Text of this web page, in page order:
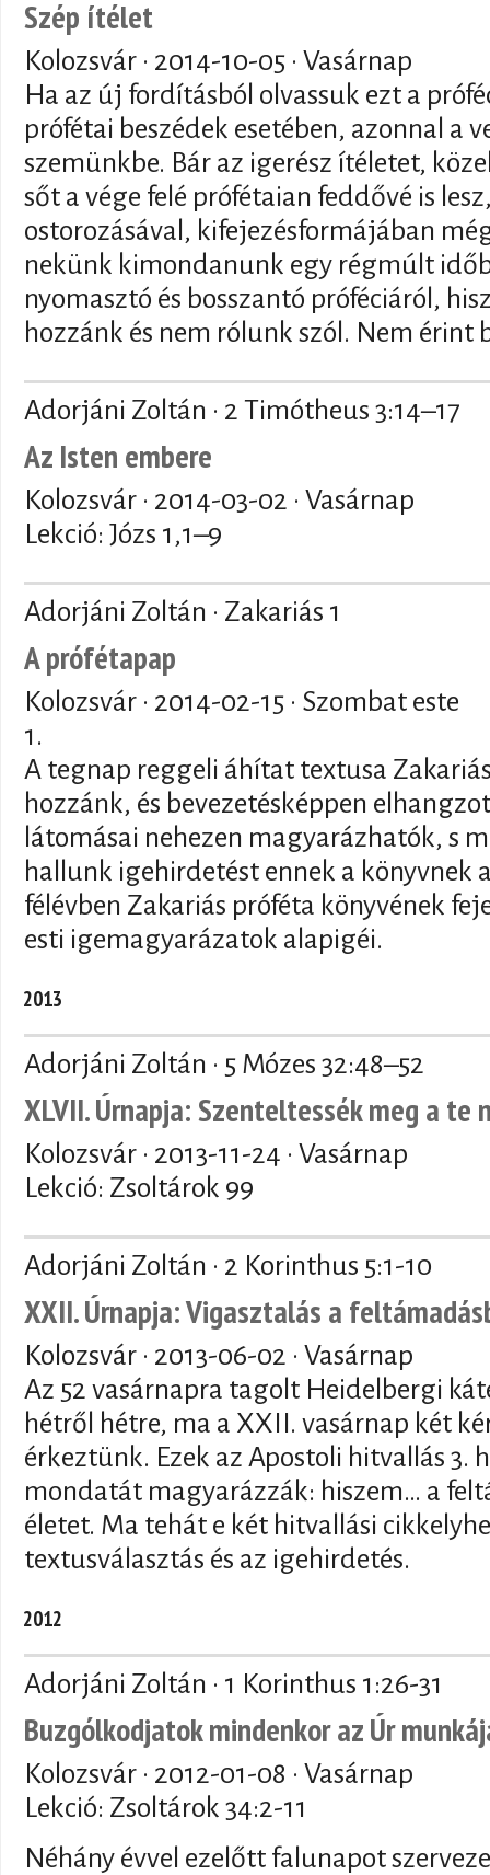
Szép ítélet
Kolozsvár · 2014-10-05 · Vasárnap
Ha az új fordításból olvassuk ezt a
prófétai beszédek esetében, azonnal a
szemünkbe. Bár az igerész ítéletet,
sőt a vége felé prófétaian feddővé is
ostorozásával, kifejezésformájában
nekünk kimondanunk egy régmúlt
nyomasztó és bosszantó próféciáról,
hozzánk és nem rólunk szól. Nem
Adorjáni Zoltán · 2 Timótheus 3:14–17
Az Isten embere
Kolozsvár · 2014-03-02 · Vasárnap
Lekció: Józs 1,1–9
Adorjáni Zoltán · Zakariás 1
A prófétapap
Kolozsvár · 2014-02-15 · Szombat este
1.
A tegnap reggeli áhítat textusa
hozzánk, és bevezetésképpen
látomásai nehezen magyarázhatók, s
hallunk igehirdetést ennek a könyvnek
félévben Zakariás próféta könyvének
esti igemagyarázatok alapigéi.
2013
Adorjáni Zoltán · 5 Mózes 32:48–52
XLVII. Úrnapja: Szenteltessék meg a te
Kolozsvár · 2013-11-24 · Vasárnap
Lekció: Zsoltárok 99
Adorjáni Zoltán · 2 Korinthus 5:1-10
XXII. Úrnapja: Vigasztalás a
Kolozsvár · 2013-06-02 · Vasárnap
Az 52 vasárnapra tagolt Heidelbergi
hétről hétre, ma a XXII. vasárnap két
érkeztünk. Ezek az Apostoli hitvallás 3.
mondatát magyarázzák: hiszem… a
életet. Ma tehát e két hitvallási
textusválasztás és az igehirdetés.
2012
Adorjáni Zoltán · 1 Korinthus 1:26-31
Buzgólkodjatok mindenkor az Úr
Kolozsvár · 2012-01-08 · Vasárnap
Lekció: Zsoltárok 34:2-11
Néhány évvel ezelőtt falunapot